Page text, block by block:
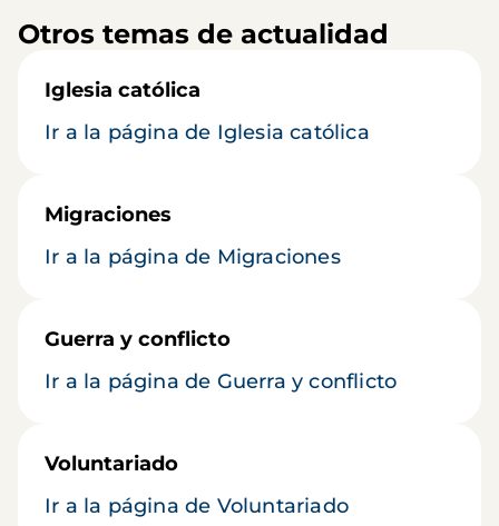
Otros temas de actualidad
Iglesia católica
Ir a la página de Iglesia católica
Migraciones
Ir a la página de Migraciones
Guerra y conflicto
Ir a la página de Guerra y conflicto
Voluntariado
Ir a la página de Voluntariado